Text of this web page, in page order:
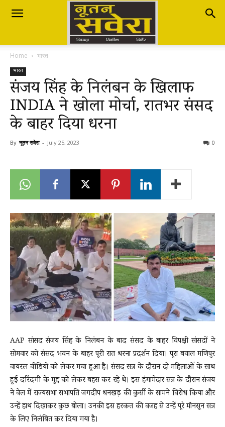
Nutan
Savera
नूतन
सवेरा
Breaking
News
LIVE
Home भारत
भारत
संजय सिंह के निलंबन के खिलाफ
INDIA ने खोला मोर्चा, रातभर संसद
के बाहर दिया धरना
By नूतन सवेरा - July 25, 2023 0
AAP सांसद संजय सिंह के निलंबन के बाद संसद के बाहर विपक्षी सांसदों ने
सोमवार को संसद भवन के बाहर पूरी रात धरना प्रदर्शन दिया। पूरा बवाल मणिपुर
वायरल वीडियो को लेकर मचा हुआ है। संसद सत्र के दौरान दो महिलाओं के साथ
हुई दरिंदगी के मुद्द को लेकर बहस कर रहे थे। इस हंगामेदार सत्र के दौरान संजय
ने वेल में राज्यसभा सभापति जगदीप धनखड़ की कुर्सी के सामने विरोध किया और
उन्हें हाथ दिखाकर कुछ बोला। उनकी इस हरकत की वजह से उन्हें पूरे मॉनसून सत्र
के लिए निलंबित कर दिया गया है।